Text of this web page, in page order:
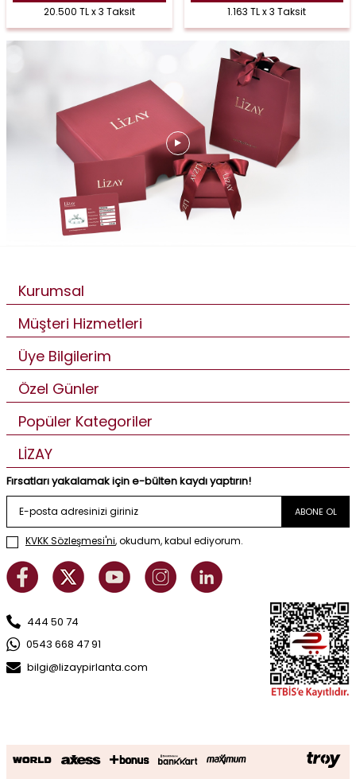
20.500 TL x 3 Taksit 1.163 TL x 3 Taksit
Kurumsal
Müşteri Hizmetleri
Üye Bilgilerim
Özel Günler
Popüler Kategoriler
LİZAY
Fırsatları yakalamak için e-bülten kaydı yaptırın!
ABONE OL
KVKK Sözleşmesi'ni, okudum, kabul ediyorum.
444 50 74
0543 668 47 91
bilgi@lizaypirlanta.com